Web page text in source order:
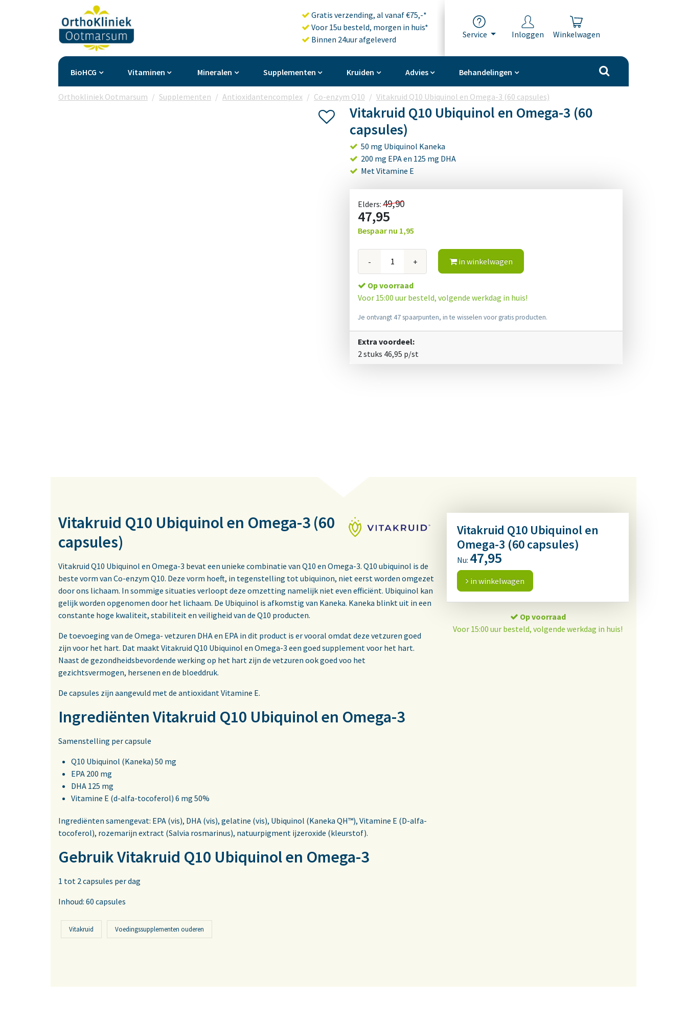
Service Inloggen Winkelwagen
Gratis verzending, al vanaf €75,-*
Voor 15u besteld, morgen in huis*
Binnen 24uur afgeleverd
BioHCG Vitaminen Mineralen Supplementen Kruiden Advies Behandelingen
Orthokliniek Ootmarsum Supplementen Antioxidantencomplex Co-enzym Q10 Vitakruid Q10 Ubiquinol en Omega-3 (60 capsules)
Vitakruid Q10 Ubiquinol en Omega-3 (60
capsules)
50 mg Ubiquinol Kaneka
200 mg EPA en 125 mg DHA
Met Vitamine E
Elders:49,90
47,95
Bespaar nu 1,95
- + in winkelwagen
Op voorraad
Voor 15:00 uur besteld, volgende werkdag in huis!
Je ontvangt 47 spaarpunten, in te wisselen voor gratis producten.
Extra voordeel:
2 stuks 46,95 p/st
Vitakruid Q10 Ubiquinol en Omega-3 (60
capsules)
Vitakruid Q10 Ubiquinol en Omega-3 bevat een unieke combinatie van Q10 en Omega-3. Q10 ubiquinol is de
beste vorm van Co-enzym Q10. Deze vorm hoeft, in tegenstelling tot ubiquinon, niet eerst worden omgezet
door ons lichaam. In sommige situaties verloopt deze omzetting namelijk niet even efficiënt. Ubiquinol kan
gelijk worden opgenomen door het lichaam. De Ubiquinol is afkomstig van Kaneka. Kaneka blinkt uit in een
constante hoge kwaliteit, stabiliteit en veiligheid van de Q10 producten.
De toevoeging van de Omega- vetzuren DHA en EPA in dit product is er vooral omdat deze vetzuren goed
zijn voor het hart. Dat maakt Vitakruid Q10 Ubiquinol en Omega-3 een goed supplement voor het hart.
Naast de gezondheidsbevordende werking op het hart zijn de vetzuren ook goed voo het
gezichtsvermogen, hersenen en de bloeddruk.
De capsules zijn aangevuld met de antioxidant Vitamine E.
Ingrediënten Vitakruid Q10 Ubiquinol en Omega-3
Samenstelling per capsule
Q10 Ubiquinol (Kaneka) 50 mg
EPA 200 mg
DHA 125 mg
Vitamine E (d-alfa-tocoferol) 6 mg 50%
Ingrediënten samengevat: EPA (vis), DHA (vis), gelatine (vis), Ubiquinol (Kaneka QH™), Vitamine E (D-alfa-
tocoferol), rozemarijn extract (Salvia rosmarinus), natuurpigment ijzeroxide (kleurstof).
Gebruik Vitakruid Q10 Ubiquinol en Omega-3
1 tot 2 capsules per dag
Inhoud: 60 capsules
Vitakruid Voedingssupplementen ouderen
Vitakruid Q10 Ubiquinol en
Omega-3 (60 capsules)
Nu: 47,95
in winkelwagen
Op voorraad
Voor 15:00 uur besteld, volgende werkdag in huis!